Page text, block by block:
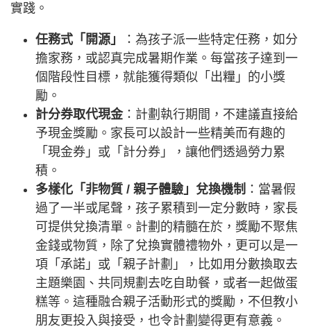
實踐。
任務式「開源」
：為孩子派一些特定任務，如分
擔家務，或認真完成暑期作業。每當孩子達到一
個階段性目標，就能獲得類似「出糧」的小獎
勵。
計分券取代現金：計劃執行期間，不建議直接給
予現金獎勵。家長可以設計一些精美而有趣的
「現金券」或「計分券」，讓他們透過勞力累
積。
多樣化「非物質 / 親子體驗」兌換機制 ：當暑假
過了一半或尾聲，孩子累積到一定分數時，家長
可提供兌換清單。計劃的精髓在於，獎勵不聚焦
金錢或物質，除了兌換實體禮物外，更可以是一
項「承諾」或「親子計劃」，比如用分數換取去
主題樂園、共同規劃去吃自助餐，或者一起做蛋
糕等。這種融合親子活動形式的獎勵，不但教小
朋友更投入與接受，也令計劃變得更有意義。